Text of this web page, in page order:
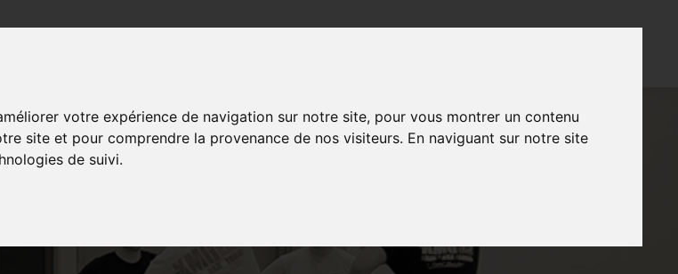
votre expérience de navigation sur notre site, pour vous montrer un contenu
site et pour comprendre la provenance de nos visiteurs. En naviguant sur notre site
de suivi.